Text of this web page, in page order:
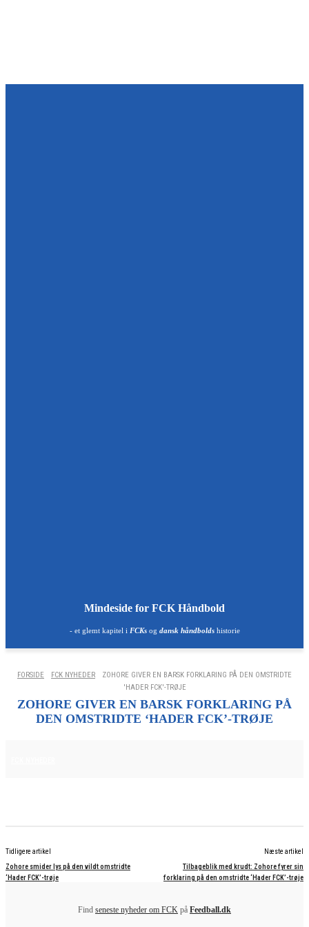
Mindeside for FCK Håndbold
- et glemt kapitel i FCKsog dansk håndboldshistorie
FORSIDE FCK NYHEDER
ZOHORE GIVER EN BARSK FORKLARING PÅ DEN OMSTRIDTE
'HADER FCK'-TRØJE
ZOHORE GIVER EN BARSK FORKLARING PÅ
DEN OMSTRIDTE ‘HADER FCK’-TRØJE
Tidligere artikel
Zohore smider lys på den vildt omstridte
‘Hader FCK’-trøje
Næste artikel
Tilbageblik med krudt: Zohore fyrer sin
forklaring på den omstridte ‘Hader FCK’-trøje
Find seneste nyheder om FCK på Feedball.dk